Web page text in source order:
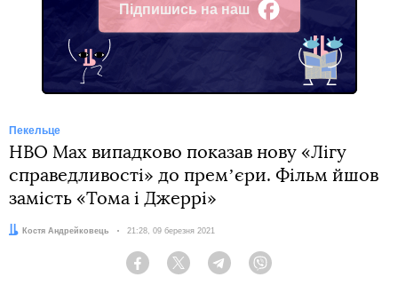
Підпишись на наш
Facebook
Пекельце
HBO Max випадково показав нову «Лігу
справедливості» до премʼєри. Фільм йшов
замість «Тома і Джеррі»
Автор:Костя Андрейковець Дата:
21:28, 09 березня 2021
Facebook Twitter Telegram